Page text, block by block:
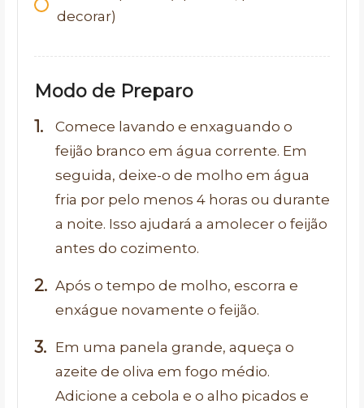
decorar)
Modo de Preparo
Comece lavando e enxaguando o
feijão branco em água corrente. Em
seguida, deixe-o de molho em água
fria por pelo menos 4 horas ou durante
a noite. Isso ajudará a amolecer o feijão
antes do cozimento.
Após o tempo de molho, escorra e
enxágue novamente o feijão.
Em uma panela grande, aqueça o
azeite de oliva em fogo médio.
Adicione a cebola e o alho picados e